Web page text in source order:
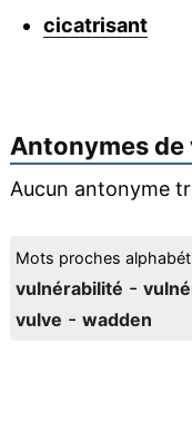
cicatrisant
Antonymes de
Aucun antonyme
Mots proches
vulnérabilité -
vulve - wadden